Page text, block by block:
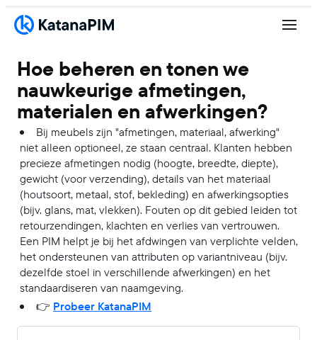
Hoe beheren en tonen we
nauwkeurige afmetingen,
materialen en afwerkingen?
Bij meubels zijn "afmetingen, materiaal, afwerking"
niet alleen optioneel, ze staan centraal. Klanten hebben
precieze afmetingen nodig (hoogte, breedte, diepte),
gewicht (voor verzending), details van het materiaal
(houtsoort, metaal, stof, bekleding) en afwerkingsopties
(bijv. glans, mat, vlekken). Fouten op dit gebied leiden tot
retourzendingen, klachten en verlies van vertrouwen.
Een PIM helpt je bij het afdwingen van verplichte velden,
het ondersteunen van attributen op variantniveau (bijv.
dezelfde stoel in verschillende afwerkingen) en het
standaardiseren van naamgeving.
👉 Probeer KatanaPIM